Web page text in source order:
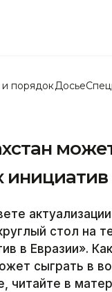
порядок Досье
инициатив
стол на
в Евразии».
сыграть в
читайте в